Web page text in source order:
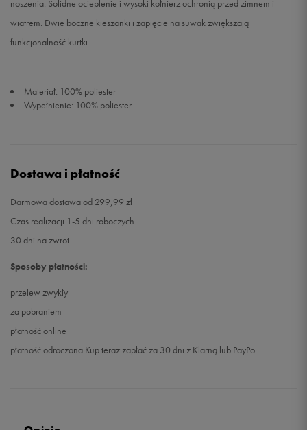
noszenia. Solidne ocieplenie i wysoki kołnierz ochronią przed zimnem i
wiatrem. Dwie boczne kieszonki i zapięcie na suwak zwiększają
funkcjonalność kurtki.
Materiał: 100% poliester
Wypełnienie: 100% poliester
Dostawa i płatność
Darmowa dostawa od 299,99 zł
Czas realizacji 1-5 dni roboczych
30 dni na zwrot
Sposoby płatności:
przelew zwykły
za pobraniem
płatność online
płatność odroczona Kup teraz zapłać za 30 dni z Klarną lub PayPo